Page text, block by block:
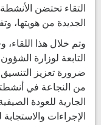
التقاء تحتضن
الجديدة من هويتها،
وتم خلال هذا اللقاء،
التابعة لوزارة
ضرورة تعزيز
من النجاعة في
الجارية للعودة
الإجراءات